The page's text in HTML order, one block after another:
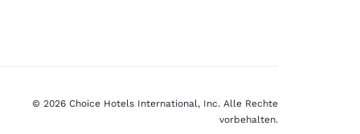
© 2026 Choice Hotels International, Inc. Alle Rechte
vorbehalten.